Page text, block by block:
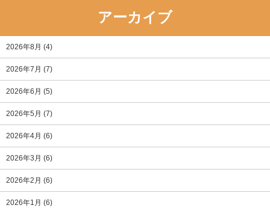
アーカイブ
2026年8月 (4)
2026年7月 (7)
2026年6月 (5)
2026年5月 (7)
2026年4月 (6)
2026年3月 (6)
2026年2月 (6)
2026年1月 (6)